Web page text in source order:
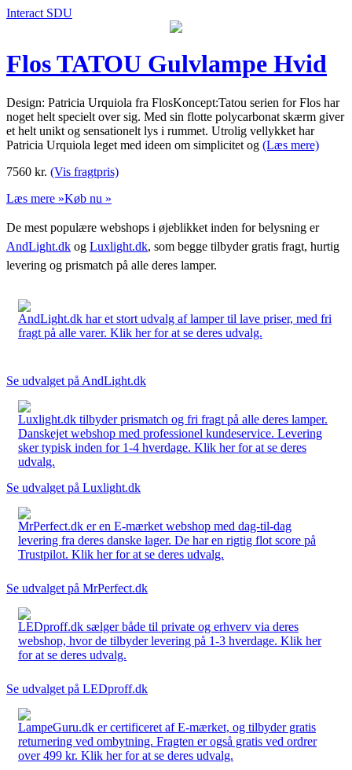
Interact SDU
Flos TATOU Gulvlampe Hvid
Design: Patricia Urquiola fra FlosKoncept:Tatou serien for Flos har
noget helt specielt over sig. Med sin flotte polycarbonat skærm giver
et helt unikt og sensationelt lys i rummet. Utrolig vellykket har
Patricia Urquiola leget med ideen om simplicitet og (Læs mere)
7560 kr. (Vis fragtpris)
Læs mere »Køb nu »
De mest populære webshops i øjeblikket inden for belysning er
AndLight.dk og Luxlight.dk, som begge tilbyder gratis fragt, hurtig
levering og prismatch på alle deres lamper.
AndLight.dk har et stort udvalg af lamper til lave priser, med fri
fragt på alle varer. Klik her for at se deres udvalg.
Se udvalget på AndLight.dk
Luxlight.dk tilbyder prismatch og fri fragt på alle deres lamper.
Danskejet webshop med professionel kundeservice. Levering
sker typisk inden for 1-4 hverdage. Klik her for at se deres
udvalg.
Se udvalget på Luxlight.dk
MrPerfect.dk er en E-mærket webshop med dag-til-dag
levering fra deres danske lager. De har en rigtig flot score på
Trustpilot. Klik her for at se deres udvalg.
Se udvalget på MrPerfect.dk
LEDproff.dk sælger både til private og erhverv via deres
webshop, hvor de tilbyder levering på 1-3 hverdage. Klik her
for at se deres udvalg.
Se udvalget på LEDproff.dk
LampeGuru.dk er certificeret af E-mærket, og tilbyder gratis
returnering ved ombytning. Fragten er også gratis ved ordrer
over 499 kr. Klik her for at se deres udvalg.